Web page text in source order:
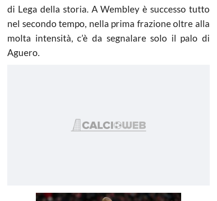
di Lega della storia. A Wembley è successo tutto
nel secondo tempo, nella prima frazione oltre alla
molta intensità, c’è da segnalare solo il palo di
Aguero.